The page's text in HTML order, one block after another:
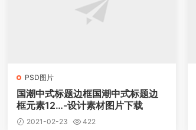
PSD图片
国潮中式标题边框国潮中式标题边
框元素12…-设计素材图片下载
2021-02-23 422